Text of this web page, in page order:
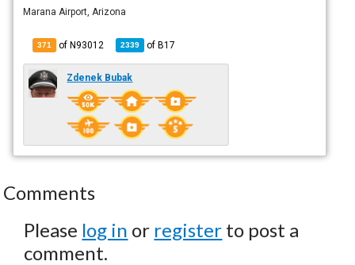
Marana Airport, Arizona
371 of N93012 2339 ofB17
Zdenek Bubak
Comments
Please log in or register to post a
comment.